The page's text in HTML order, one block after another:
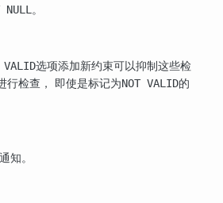
。
VALID选项添加新约束可以抑制这些检
行检查， 即使是标记为NOT VALID的
知。